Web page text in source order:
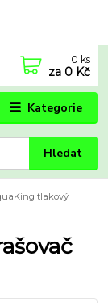
Kategorie
Hledat
0 ks
za 0 Kč
tlakový